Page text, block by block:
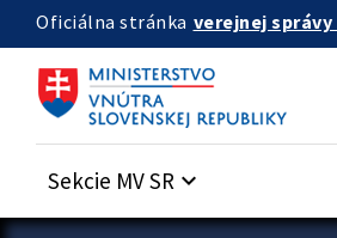
Preskocit na hlavný obsah
Oficiálna stránka verejnej správy
Sekcie MV SR keyboard_arrow_down
Zastavit automatický posun upútavok